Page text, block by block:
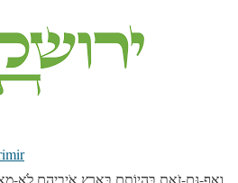
וְאַף-גַּם-זֹאת בִּהְיוֹתָם בְּאֶרֶץ אֹיְבֵיהֶם לֹא-